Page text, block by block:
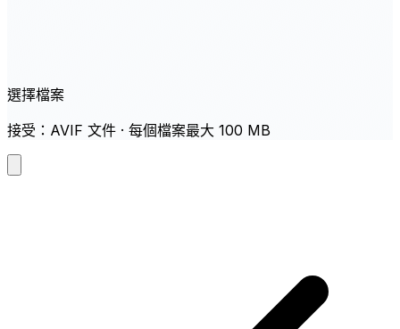
選擇檔案
接受：AVIF 文件 · 每個檔案最大 100 MB